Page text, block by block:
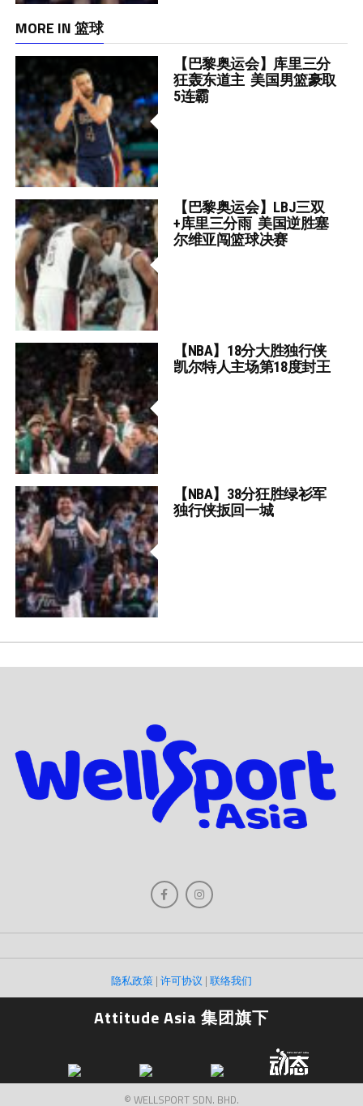
MORE IN 篮球
【巴黎奥运会】库里三分
狂轰东道主 美国男篮豪取
5连霸
【巴黎奥运会】LBJ三双
+库里三分雨 美国逆胜塞
尔维亚闯篮球决赛
【NBA】18分大胜独行侠
凯尔特人主场第18度封王
【NBA】38分狂胜绿衫军
独行侠扳回一城
隐私政策 | 许可协议 | 联络我们
Attitude Asia 集团旗下
© WELLSPORT SDN. BHD.